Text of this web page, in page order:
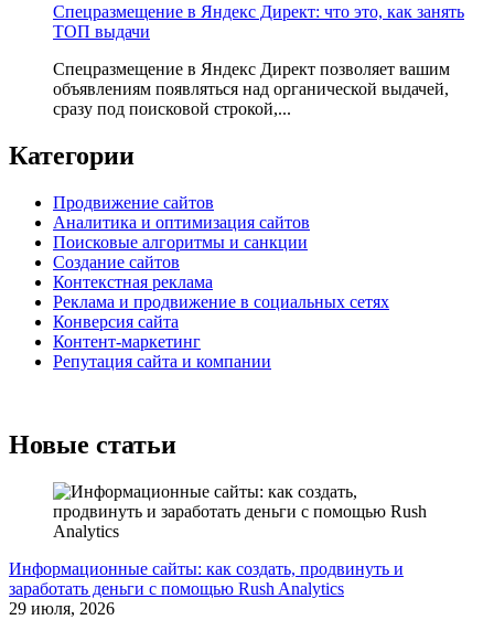
Спецразмещение в Яндекс Директ: что это, как занять
ТОП выдачи
Спецразмещение в Яндекс Директ позволяет вашим
объявлениям появляться над органической выдачей,
сразу под поисковой строкой,...
Категории
Продвижение сайтов
Аналитика и оптимизация сайтов
Поисковые алгоритмы и санкции
Создание сайтов
Контекстная реклама
Реклама и продвижение в социальных сетях
Конверсия сайта
Контент-маркетинг
Репутация сайта и компании
Новые статьи
Информационные сайты: как создать, продвинуть и
заработать деньги с помощью Rush Analytics
29 июля, 2026